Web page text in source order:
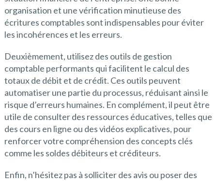
organisation et une vérification minutieuse des
écritures comptables sont indispensables pour éviter
les incohérences et les erreurs.
Deuxièmement, utilisez des outils de gestion
comptable performants qui facilitent le calcul des
totaux de débit et de crédit. Ces outils peuvent
automatiser une partie du processus, réduisant ainsi le
risque d’erreurs humaines. En complément, il peut être
utile de consulter des ressources éducatives, telles que
des cours en ligne ou des vidéos explicatives, pour
renforcer votre compréhension des concepts clés
comme les soldes débiteurs et créditeurs.
Enfin, n’hésitez pas à solliciter des avis ou poser des